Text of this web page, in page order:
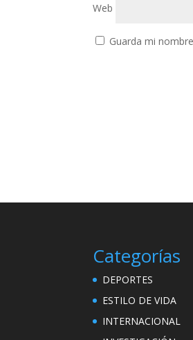
Web
Guarda mi
Categorías
DEPORTES
ESTILO DE VIDA
INTERNACIONAL